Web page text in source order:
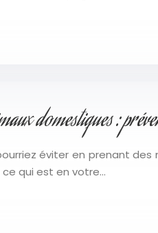
domestiques :
éviter en prenant
qui est en votre…